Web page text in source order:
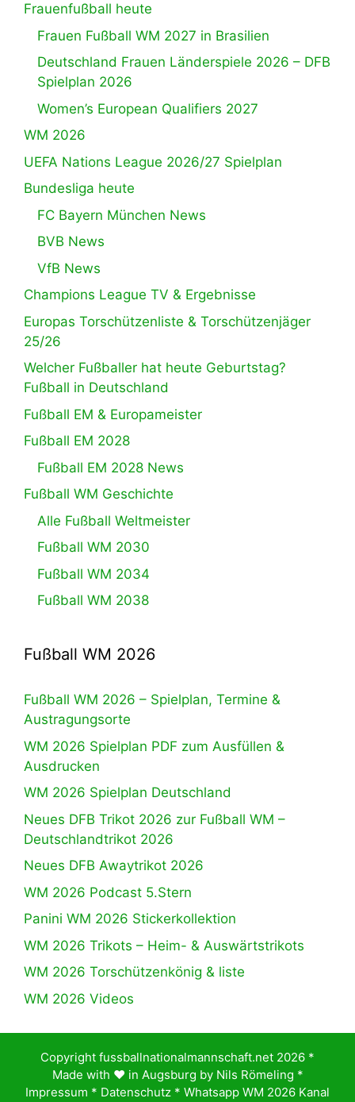
Frauenfußball heute
Frauen Fußball WM 2027 in Brasilien
Deutschland Frauen Länderspiele 2026 – DFB
Spielplan 2026
Women’s European Qualifiers 2027
WM 2026
UEFA Nations League 2026/27 Spielplan
Bundesliga heute
FC Bayern München News
BVB News
VfB News
Champions League TV & Ergebnisse
Europas Torschützenliste & Torschützenjäger
25/26
Welcher Fußballer hat heute Geburtstag?
Fußball in Deutschland
Fußball EM & Europameister
Fußball EM 2028
Fußball EM 2028 News
Fußball WM Geschichte
Alle Fußball Weltmeister
Fußball WM 2030
Fußball WM 2034
Fußball WM 2038
Fußball WM 2026
Fußball WM 2026 – Spielplan, Termine &
Austragungsorte
WM 2026 Spielplan PDF zum Ausfüllen &
Ausdrucken
WM 2026 Spielplan Deutschland
Neues DFB Trikot 2026 zur Fußball WM –
Deutschlandtrikot 2026
Neues DFB Awaytrikot 2026
WM 2026 Podcast 5.Stern
Panini WM 2026 Stickerkollektion
WM 2026 Trikots – Heim- & Auswärtstrikots
WM 2026 Torschützenkönig & liste
WM 2026 Videos
Copyright fussballnationalmannschaft.net 2026 *
Made with ♥️ in Augsburg by Nils Römeling *
Impressum * Datenschutz * Whatsapp WM 2026 Kanal